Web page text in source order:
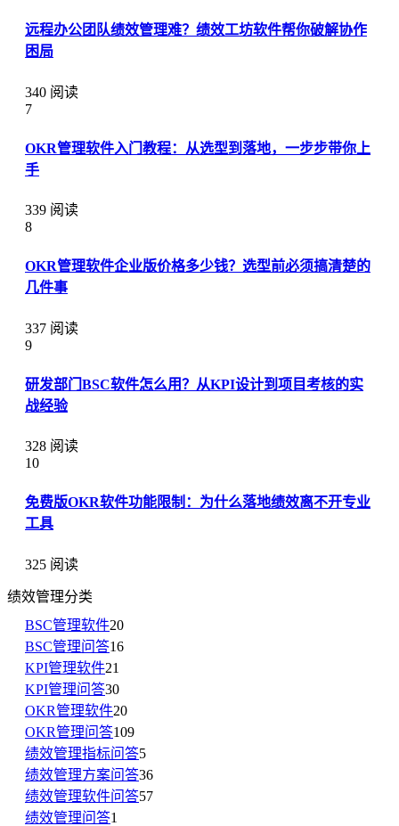
远程办公团队绩效管理难？绩效工坊软件帮你破解协作
困局
340 阅读
7
OKR管理软件入门教程：从选型到落地，一步步带你上
手
339 阅读
8
OKR管理软件企业版价格多少钱？选型前必须搞清楚的
几件事
337 阅读
9
研发部门BSC软件怎么用？从KPI设计到项目考核的实
战经验
328 阅读
10
免费版OKR软件功能限制：为什么落地绩效离不开专业
工具
325 阅读
绩效管理分类
BSC管理软件20
BSC管理问答16
KPI管理软件21
KPI管理问答30
OKR管理软件20
OKR管理问答109
绩效管理指标问答5
绩效管理方案问答36
绩效管理软件问答57
绩效管理问答1